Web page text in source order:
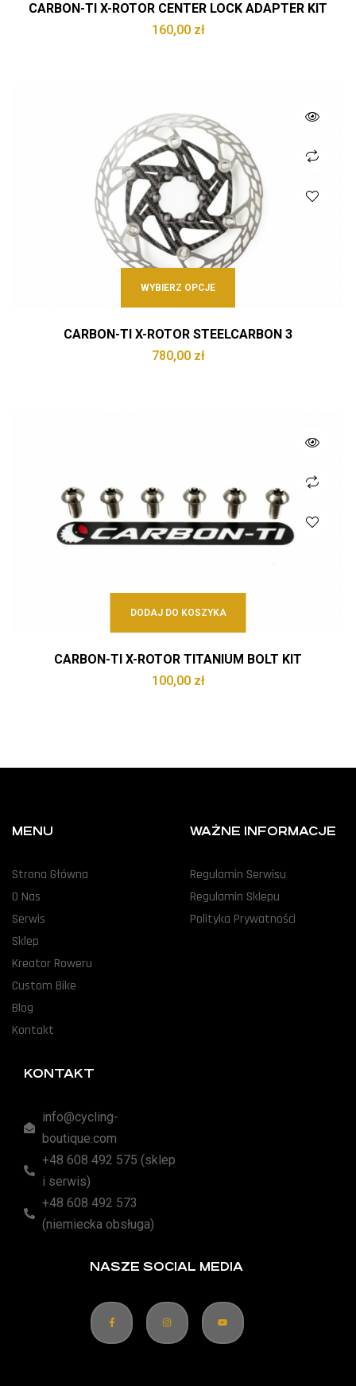
CARBON-TI X-ROTOR CENTER LOCK ADAPTER KIT
160,00 zł
WYBIERZ OPCJE
CARBON-TI X-ROTOR STEELCARBON 3
780,00 zł
DODAJ DO KOSZYKA
CARBON-TI X-ROTOR TITANIUM BOLT KIT
100,00 zł
MENU
Strona Główna
O Nas
Serwis
Sklep
Kreator Roweru
Custom Bike
Blog
Kontakt
WAŻNE INFORMACJE
Regulamin Serwisu
Regulamin Sklepu
Polityka Prywatności
KONTAKT
info@cycling-
boutique.com
+48 608 492 575 (sklep
i serwis)
+48 608 492 573
(niemiecka obsługa)
NASZE SOCIAL MEDIA